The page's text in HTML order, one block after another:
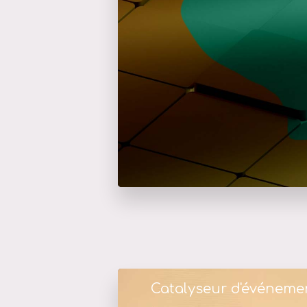
Catalyseur